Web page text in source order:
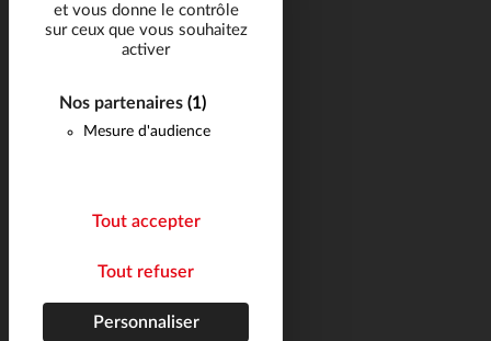
et vous donne le contrôle
sur ceux que vous souhaitez
activer
Nos partenaires (1)
Mesure d'audience
Tout accepter
Tout refuser
Personnaliser
Solutions métier
Carrière
Plan du site